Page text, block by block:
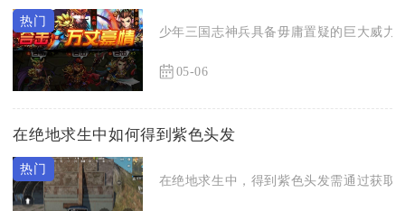
少年三国志神兵具备毋庸置疑的巨大威力
05-06
在绝地求生中如何得到紫色头发
在绝地求生中，得到紫色头发需通过获取